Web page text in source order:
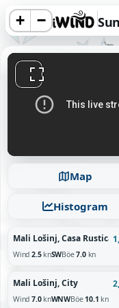
information.
+ −
Map
Histogram
Mali Lošinj, Casa Rustica
Wind 2.5knSWBöe7.0kn
Mali Lošinj, City
Wind 7.0knWNWBöe10.1 kn